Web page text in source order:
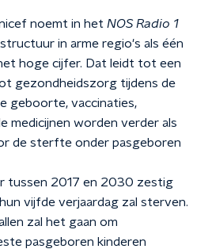
noemt in het NOS Radio 1
in arme regio's als één
hoge cijfer. Dat leidt tot een
gezondheidszorg tijdens de
geboorte, vaccinaties,
medicijnen worden verder als
de sterfte onder pasgeboren
tussen 2017 en 2030 zestig
vijfde verjaardag zal sterven.
zal het gaan om
pasgeboren kinderen